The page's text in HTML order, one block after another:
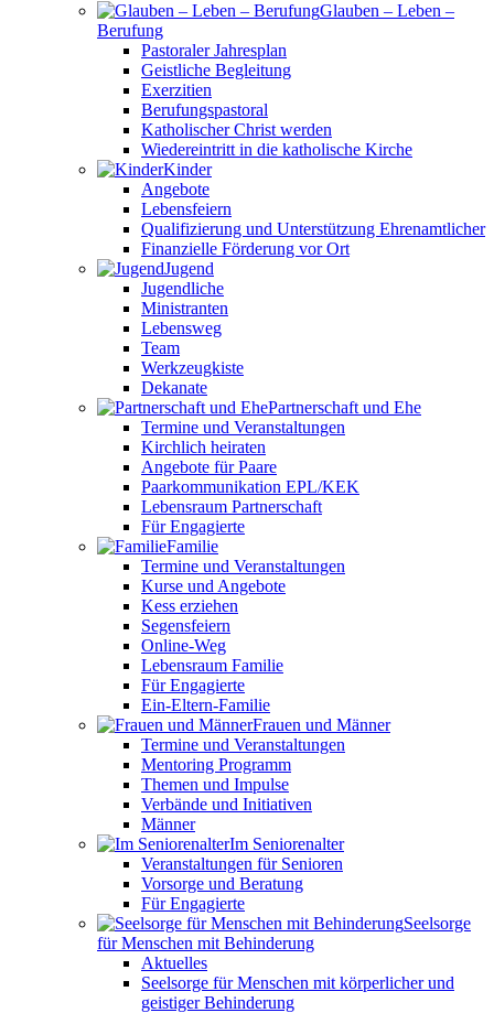
Glauben – Leben –
Berufung
Pastoraler Jahresplan
Geistliche Begleitung
Exerzitien
Berufungspastoral
Katholischer Christ werden
Wiedereintritt in die katholische Kirche
Kinder
Angebote
Lebensfeiern
Qualifizierung und Unterstützung Ehrenamtlicher
Finanzielle Förderung vor Ort
Jugend
Jugendliche
Ministranten
Lebensweg
Team
Werkzeugkiste
Dekanate
Partnerschaft und Ehe
Termine und Veranstaltungen
Kirchlich heiraten
Angebote für Paare
Paarkommunikation EPL/KEK
Lebensraum Partnerschaft
Für Engagierte
Familie
Termine und Veranstaltungen
Kurse und Angebote
Kess erziehen
Segensfeiern
Online-Weg
Lebensraum Familie
Für Engagierte
Ein-Eltern-Familie
Frauen und Männer
Termine und Veranstaltungen
Mentoring Programm
Themen und Impulse
Verbände und Initiativen
Männer
Im Seniorenalter
Veranstaltungen für Senioren
Vorsorge und Beratung
Für Engagierte
Seelsorge
für Menschen mit Behinderung
Aktuelles
Seelsorge für Menschen mit körperlicher und
geistiger Behinderung